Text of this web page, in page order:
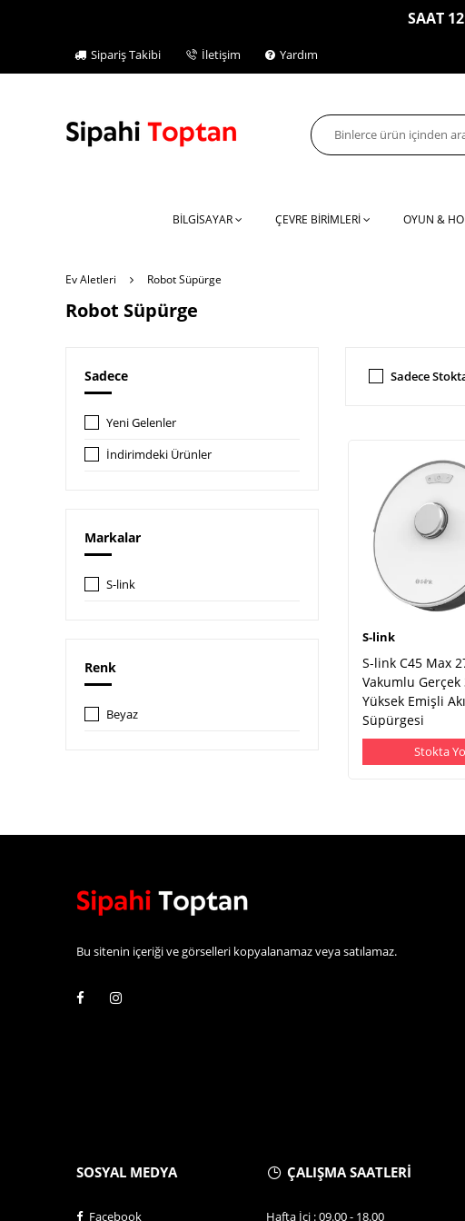
SAAT
Sipariş Takibi İletişim Yardım
BİLGİSAYAR ÇEVRE BİRİMLERİ OYUN &
Ev Aletleri Robot Süpürge
Robot Süpürge
Sadece
Yeni Gelenler
İndirimdeki Ürünler
Markalar
S-link
Renk
Beyaz
Sadece
S-link
S-link C45 Max
Vakumlu Gerçek
Yüksek Emişli
Süpürgesi
Stokta
Bu sitenin içeriği ve görselleri kopyalanamaz veya satılamaz.
SOSYAL MEDYA
Facebook
ÇALIŞMA SAATLERİ
Hafta İçi : 09.00 - 18.00